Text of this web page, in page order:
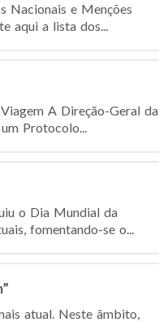
Nacionais e Menções
aqui a lista dos...
A Direção-Geral da
Protocolo...
o Dia Mundial da
fomentando-se o...
atual. Neste âmbito,